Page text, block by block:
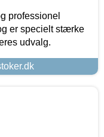
professionel
er specielt stærke
udvalg.